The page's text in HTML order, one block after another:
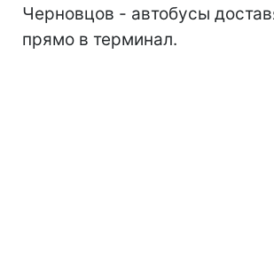
Черновцов - автобусы
прямо в терминал.